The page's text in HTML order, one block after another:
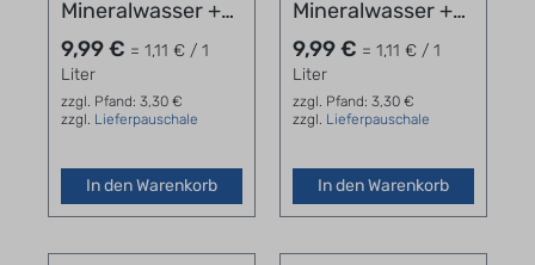
Mineralwasser +
Limette 12x0,75
9,99 € = 1,11 € / 1
Liter
zzgl. Pfand: 3,30 €
zzgl. Lieferpauschale
In den Warenkorb
Mineralwasser +
Zitrone 12x0,75l
9,99 € = 1,11 € / 1
Liter
zzgl. Pfand: 3,30 €
zzgl. Lieferpauschale
In den Warenkorb